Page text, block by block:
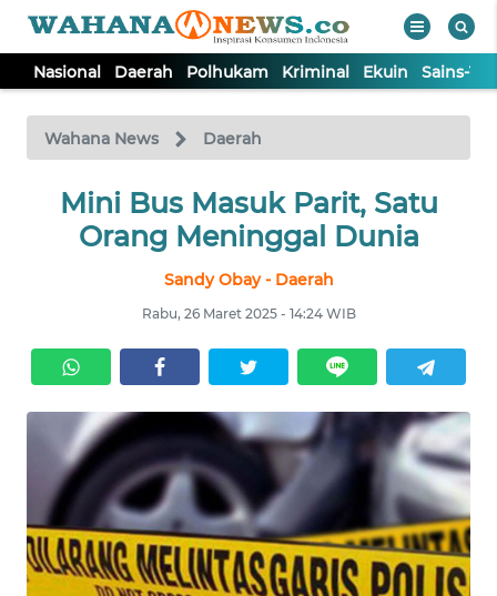
Nasional Daerah Polhukam Kriminal Ekuin Sains-
Wahana News Daerah
Mini Bus Masuk Parit, Satu
Orang Meninggal Dunia
Sandy Obay - Daerah
Rabu, 26 Maret 2025 - 14:24 WIB
TV
Tutup
NASIONAL
KRIMINAL
EKUIN
SAINS-TEKNO
KESEHATAN